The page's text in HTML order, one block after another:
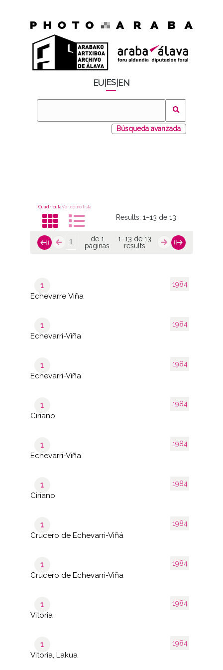
EU ES EN
Búsqueda avanzada
CuadrículaVer como lista
Results:1–13 de 13
de 1
páginas
1–13 de 13
results
1984
1
Echevarre Viña
1984
1
Echevarri-Viña
1984
1
Echevarri-Viña
1984
1
Ciriano
1984
1
Echevarri-Viña
1984
1
Ciriano
1984
1
Crucero de Echevarri-Viñá
1984
1
Crucero de Echevarri-Viña
1984
1
Vitoria
1984
1
Vitoria, Lakua